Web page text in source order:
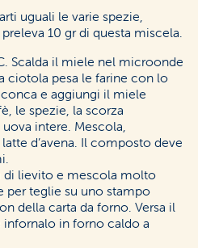
uguali le varie spezie,
10 gr di questa miscela.
Scalda il miele nel microonde
ciotola pesa le farine con lo
e aggiungi il miele
le spezie, la scorza
intere. Mescola,
d’avena. Il composto deve
di lievito e mescola molto
per teglie su uno stampo
della carta da forno. Versa il
in forno caldo a